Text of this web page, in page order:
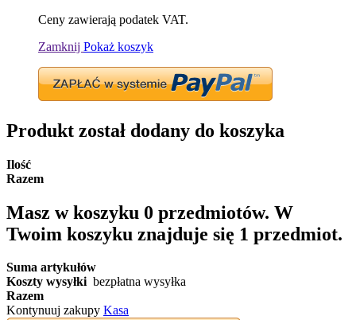
Ceny zawierają podatek VAT.
Zamknij Pokaż koszyk
Produkt został dodany do koszyka
Ilość
Razem
Masz w koszyku 0 przedmiotów. W
Twoim koszyku znajduje się 1 przedmiot.
Suma artykułów
Koszty wysyłki bezpłatna wysyłka
Razem
Kontynuuj zakupy Kasa